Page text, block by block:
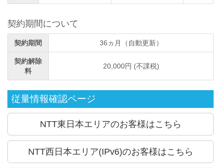
契約期間について
契約期間 36ヵ月（自動更新）
契約解除
料
20,000円 (不課税)
従量情報確認ページ
NTT東日本エリアのお客様はこちら
NTT西日本エリア(IPv6)のお客様はこちら